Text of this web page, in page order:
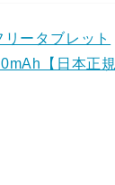
ータブレット
【日本正規